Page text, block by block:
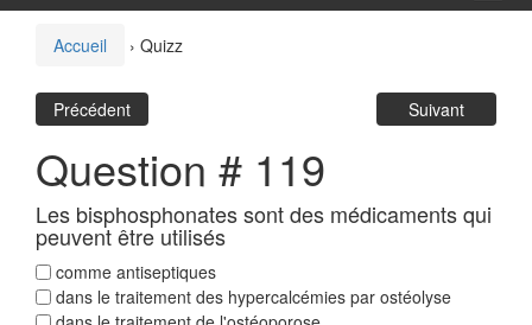
Accueil › Quizz
Précédent Suivant
Question # 119
Les bisphosphonates sont des médicaments qui
peuvent être utilisés
comme antiseptiques
dans le traitement des hypercalcémies par ostéolyse